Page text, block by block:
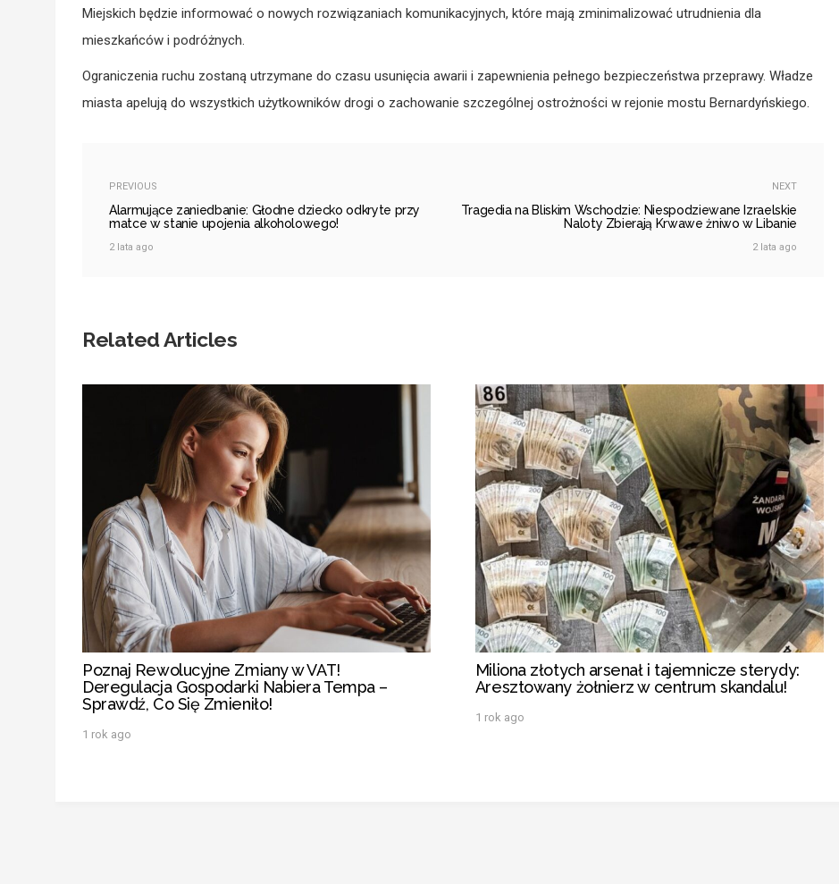
Miejskich będzie informować o nowych rozwiązaniach komunikacyjnych, które mają zminimalizować utrudnienia dla
mieszkańców i podróżnych.
Ograniczenia ruchu zostaną utrzymane do czasu usunięcia awarii i zapewnienia pełnego bezpieczeństwa przeprawy. Władze
miasta apelują do wszystkich użytkowników drogi o zachowanie szczególnej ostrożności w rejonie mostu Bernardyńskiego.
PREVIOUS
Alarmujące zaniedbanie: Głodne dziecko odkryte przy
matce w stanie upojenia alkoholowego!
2 lata ago
NEXT
Tragedia na Bliskim Wschodzie: Niespodziewane Izraelskie
Naloty Zbierają Krwawe żniwo w Libanie
2 lata ago
Related Articles
Poznaj Rewolucyjne Zmiany w VAT!
Deregulacja Gospodarki Nabiera Tempa –
Sprawdź, Co Się Zmieniło!
1 rok ago
Miliona złotych arsenał i tajemnicze sterydy:
Aresztowany żołnierz w centrum skandalu!
1 rok ago